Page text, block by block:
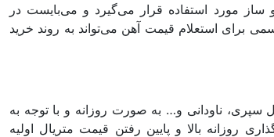
مورد استفاده قرار می‌گیرد و می‌بایست در
برای استعلام قیمت آهن می‌تواند به روند خرید
سپری، ناودانی و… به صورت روزانه و با توجه به
روزانه بالا و پایین رفتن قیمت متریال اولیه